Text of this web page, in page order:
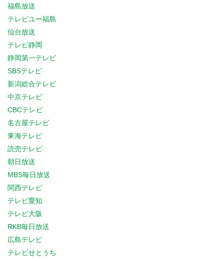
福島放送
テレビユー福島
仙台放送
テレビ静岡
静岡第一テレビ
SBSテレビ
新潟総合テレビ
中京テレビ
CBCテレビ
名古屋テレビ
東海テレビ
読売テレビ
朝日放送
MBS毎日放送
関西テレビ
テレビ愛知
テレビ大阪
RKB毎日放送
広島テレビ
テレビせとうち